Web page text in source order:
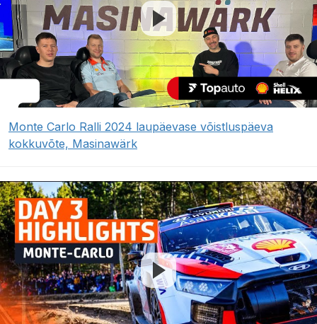
Monte Carlo Ralli 2024 laupäevase võistluspäeva
kokkuvõte, Masinawärk